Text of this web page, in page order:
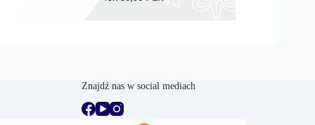
Znajdź nas w social mediach